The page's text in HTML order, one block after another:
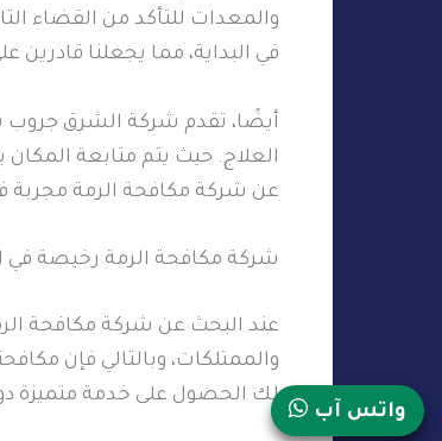
والمعدات للتأكد من القضاء
في البداية، مما يجعلنا
أيضًا، تقدم شركة الشرق جروب
العلاج. حيث يتم متابعة
عن شركة مكافحة الرمة مجربة
شركة مكافحة الرمة رخيصة في
عند البحث عن شركة مكافحة
والممتلكات، وبالتالي فإن
لك الحصول على خدمة متميزة
واتس آب